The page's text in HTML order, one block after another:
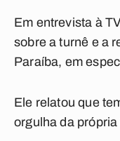
Em entrevista à
sobre a turnê e a
Paraíba, em
Ele relatou que
orgulha da